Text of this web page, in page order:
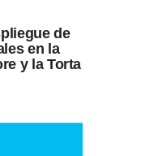
de
en la
y la Torta